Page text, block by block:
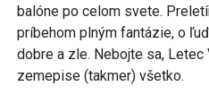
balóne po celom svete.
príbehom plným fantázie, o
dobre a zle. Nebojte sa,
zemepise (takmer) všetko.